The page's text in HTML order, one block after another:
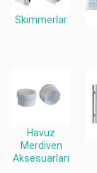
Skimmerlar
Havuz
Merdiven
Aksesuarları